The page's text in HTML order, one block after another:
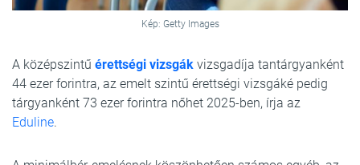
Kép: Getty Images
A középszintű érettségi vizsgák vizsgadíja tantárgyanként
44 ezer forintra, az emelt szintű érettségi vizsgáké pedig
tárgyanként 73 ezer forintra nőhet 2025-ben, írja az
Eduline.